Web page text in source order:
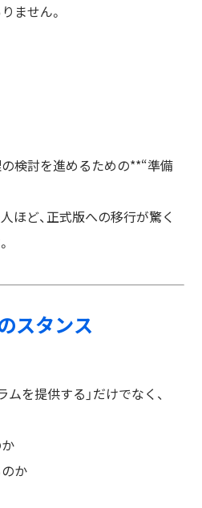
ません。
検討を進めるための**“準備
ほど、正式版への移行が驚く
スタンス
を提供する」だけでなく、
か